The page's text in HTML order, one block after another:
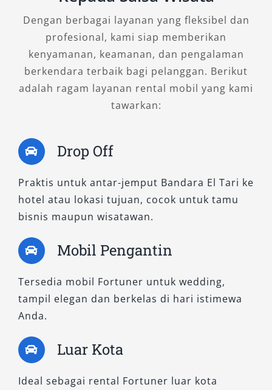
digunakan sebagai kendaraan operasional
harian, perjalanan bisnis ringan, atau liburan
keluarga kecil. Ideal bagi Anda yang mencari
rental Fortuner berfitur cukup namun tetap
mewah.
Tipe ini menjadi favorit banyak pelanggan
kami. Ditenagai mesin diesel 2.8L dan
dilengkapi Toyota Safety Sense (TSS), mobil ini
memberikan kenyamanan ekstra dan sistem
keselamatan canggih seperti lane departure
alert, adaptive cruise control, dan pre-collision
system. Cocok untuk sewa Fortuner jangka
perjalanan antar kota. Tipe VRZ ini sangat
nyaman digunakan baik dengan sopir maupun
lepas kunci.
3. Fortuner 2.7 SRZ 4×2 A/T
Dengan berbagai layanan yang fleksibel dan
profesional, kami siap memberikan
kenyamanan, keamanan, dan pengalaman
berkendara terbaik bagi pelanggan. Berikut
adalah ragam layanan rental mobil yang kami
tawarkan:
Drop Off
Praktis untuk antar-jemput Bandara El Tari ke
hotel atau lokasi tujuan, cocok untuk tamu
bisnis maupun wisatawan.
Mobil Pengantin
Tersedia mobil Fortuner untuk wedding,
tampil elegan dan berkelas di hari istimewa
Anda.
Luar Kota
Ideal sebagai rental Fortuner luar kota